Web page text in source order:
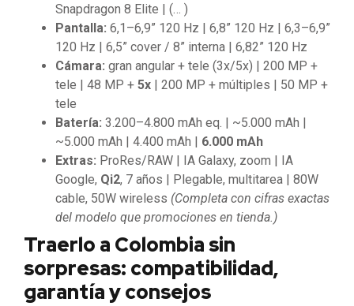
Snapdragon 8 Elite | (… )
Pantalla: 6,1–6,9” 120 Hz | 6,8” 120 Hz | 6,3–6,9”
120 Hz | 6,5” cover / 8” interna | 6,82” 120 Hz
Cámara: gran angular + tele (3x/5x) | 200 MP +
tele | 48 MP + 5x | 200 MP + múltiples | 50 MP +
tele
Batería: 3.200–4.800 mAh eq. | ~5.000 mAh |
~5.000 mAh | 4.400 mAh | 6.000 mAh
Extras: ProRes/RAW | IA Galaxy, zoom | IA
Google, Qi2, 7 años | Plegable, multitarea | 80W
cable, 50W wireless (Completa con cifras exactas
del modelo que promociones en tienda.)
Traerlo a Colombia sin
sorpresas: compatibilidad,
garantía y consejos